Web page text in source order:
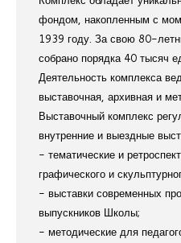
фондом, накопленным с
1939 году. За свою 80-
собрано порядка 40 тысяч
Деятельность комплекса
выставочная, архивная и
Выставочный комплекс
внутренние и выездные
- тематические и
графического и
- выставки современных
выпускников Школы;
- методические для